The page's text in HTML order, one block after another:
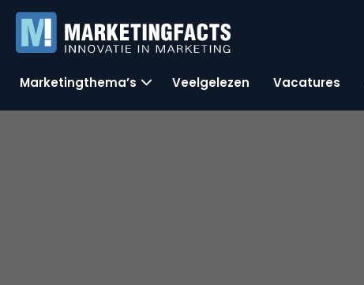
Marketingthema’s Veelgelezen Vacatures